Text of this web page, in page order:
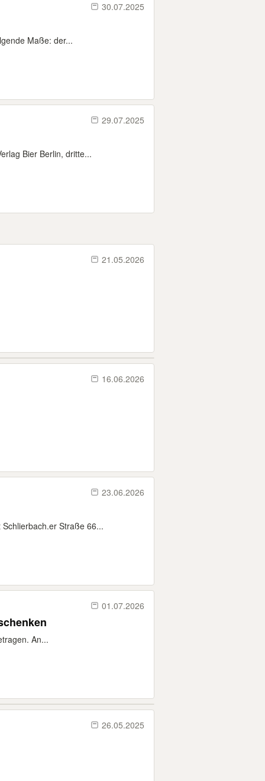
30.07.2025
Maße: der...
29.07.2025
Bier Berlin, dritte...
21.05.2026
16.06.2026
23.06.2026
Straße 66...
01.07.2026
An...
26.05.2025